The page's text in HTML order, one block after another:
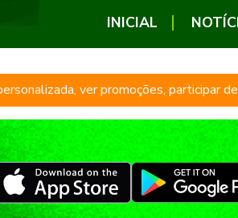
INICIAL
ver promoções, participar